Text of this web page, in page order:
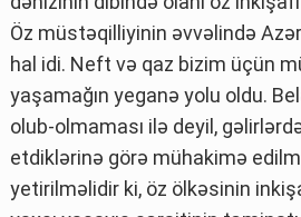
Öz müstəqilliyinin əvvəlində
hal idi. Neft və qaz bizim üçün
yaşamağın yeganə yolu oldu.
olub-olmaması ilə deyil,
etdiklərinə görə mühakimə
yetirilməlidir ki, öz ölkəsinin